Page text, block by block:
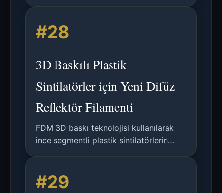
araştırması.
#28
3D Baskılı Plastik
Sintilatörler için Yeni Difüz
Reflektör Filamenti
FDM 3D baskı teknolojisi kullanılarak
ince segmentli plastik sintilatörlerin
karakterizasyonu.
#29